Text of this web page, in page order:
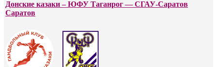
Донские казаки – ЮФУ Таганрог — СГАУ-Саратов
Саратов